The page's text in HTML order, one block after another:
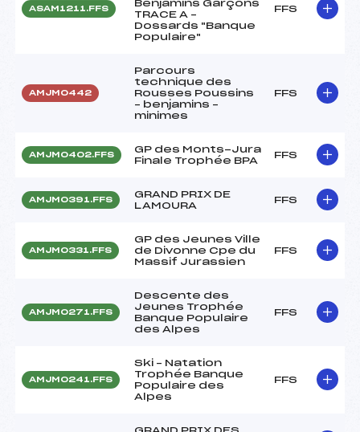
ASAM1211.FFS
Benjamins Garçons
TRACE A –
Dossards "Banque
Populaire"
FFS
AMJM0442
Parcours
technique des
Rousses Poussins
– benjamins –
minimes
FFS
AMJM0402.FFS
GP des Monts-Jura
Finale Trophée BPA
FFS
AMJM0391.FFS
GRAND PRIX DE
LAMOURA
FFS
AMJM0331.FFS
GP des Jeunes Ville
de Divonne Cpe du
Massif Jurassien
FFS
AMJM0271.FFS
Descente des
Jeunes Trophée
Banque Populaire
des Alpes
FFS
AMJM0241.FFS
Ski – Natation
Trophée Banque
Populaire des
Alpes
FFS
GRAND PRIX DES